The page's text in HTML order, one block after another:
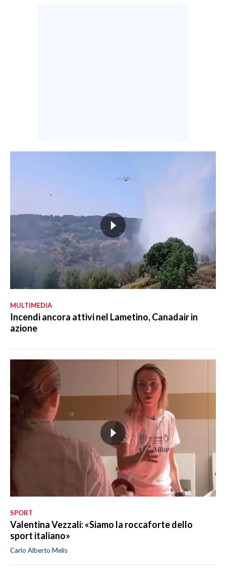
MULTIMEDIA
Incendi ancora attivi nel Lametino, Canadair in
azione
SPORT
Valentina Vezzali: «Siamo la roccaforte dello
sport italiano»
Carlo Alberto Melis